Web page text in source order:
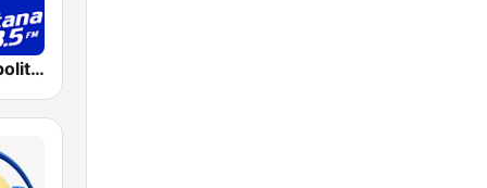
Rádio Metropolitana 98.5 FM